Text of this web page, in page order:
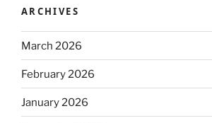
ARCHIVES
March 2026
February 2026
January 2026